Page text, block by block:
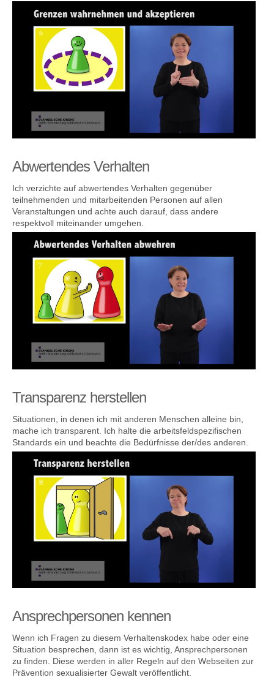
Abwertendes Verhalten
Ich verzichte auf abwertendes Verhalten gegenüber
teilnehmenden und mitarbeitenden Personen auf allen
Veranstaltungen und achte auch darauf, dass andere
respektvoll miteinander umgehen.
Transparenz herstellen
Situationen, in denen ich mit anderen Menschen alleine bin,
mache ich transparent. Ich halte die arbeitsfeldspezifischen
Standards ein und beachte die Bedürfnisse der/des anderen.
Ansprechpersonen kennen
Wenn ich Fragen zu diesem Verhaltenskodex habe oder eine
Situation besprechen, dann ist es wichtig, Ansprechpersonen
zu finden. Diese werden in aller Regeln auf den Webseiten zur
Prävention sexualisierter Gewalt veröffentlicht.